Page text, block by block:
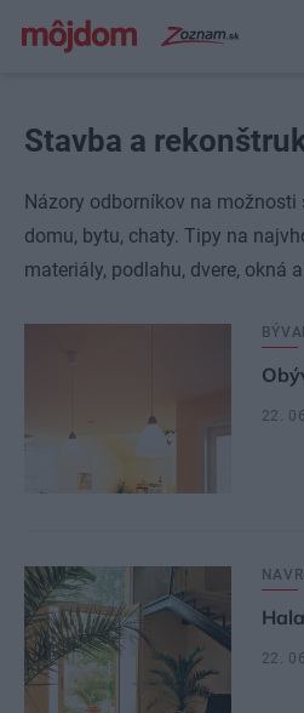
Stavba a
Názory odborníkov na možnosti
domu, bytu, chaty. Tipy na
materiály, podlahu, dvere, okná
22.
Hala
22.